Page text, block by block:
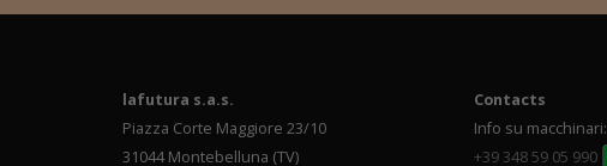
lafutura s.a.s.
Piazza Corte Maggiore 23/10
31044 Montebelluna (TV)
Contacts
Info su macchinari:
+39 348 59 05 990